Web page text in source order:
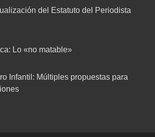
del Estatuto del Periodista
Lo «no matable»
Infantil: Múltiples propuestas para